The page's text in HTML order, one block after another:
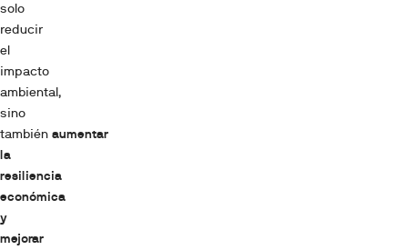
solo
reducir
el
impacto
ambiental,
sino
también aumentar
la
resiliencia
económica
y
mejorar